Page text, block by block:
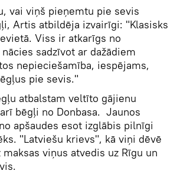
vai viņš pieņemtu pie sevis
Artis atbildēja izvairīgi: "Klasisks
Viss ir atkarīgs no
sadzīvot ar dažādiem
nepieciešamība, iespējams,
pie sevis."
atbalstam veltīto gājienu
bēgļi no Donbasa. Jaunos
apšaudes esot izglābis pilnīgi
"Latviešu krievs", kā viņi dēvē
viņus atvedis uz Rīgu un